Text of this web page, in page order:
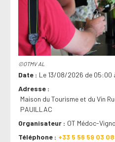
©OTMV AL
Date
Le 13/08/2026 de 05:00
Adresse
Maison du Tourisme et du Vin
PAUILLAC
Organisateur
OT Médoc-
Téléphone
+33 5 56 59 03 08